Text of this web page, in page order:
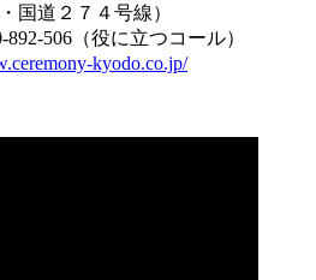
２７４号線）
506（役に立つコール）
kyodo.co.jp/